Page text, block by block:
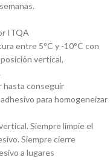
ITQA
entre 5°C y -10°C con
vertical,
hasta conseguir
para homogeneizar
Siempre limpie el
Siempre cierre
a lugares